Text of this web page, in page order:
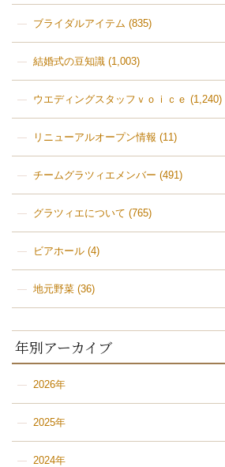
ブライダルアイテム (835)
結婚式の豆知識(1,003)
ウエディングスタッフｖｏｉｃｅ (1,240)
リニューアルオープン情報 (11)
チームグラツィエメンバー (491)
グラツィエについて (765)
ビアホール(4)
地元野菜(36)
年別アーカイブ
2026年
2025年
2024年